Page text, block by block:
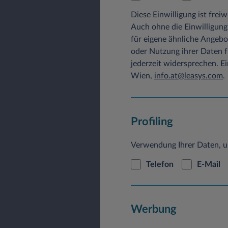
kommerziellen noch zu
b) Freiwillige Angaben
Sofern innerhalb des
Adressen, Namen,
Basis. Für eine
sind und ohne die wir Ihre
c) Cookies
Austausch mit unserem
unterschieden werden. Es
Session-Cookies gelöscht
Sie entsprechend zu
Leasys Austria GmbH
Diese Einwilligung ist
Auch ohne die
für eigene ähnliche
oder Nutzung ihrer Daten
jederzeit widersprechen.
Wien, info.at@leasys.com.
Profiling
Verwendung Ihrer Daten,
Telefon E-Mail
Werbung